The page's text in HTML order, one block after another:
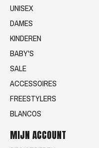
UNISEX
DAMES
KINDEREN
BABY'S
SALE
ACCESSOIRES
FREESTYLERS
BLANCOS
MIJN ACCOUNT